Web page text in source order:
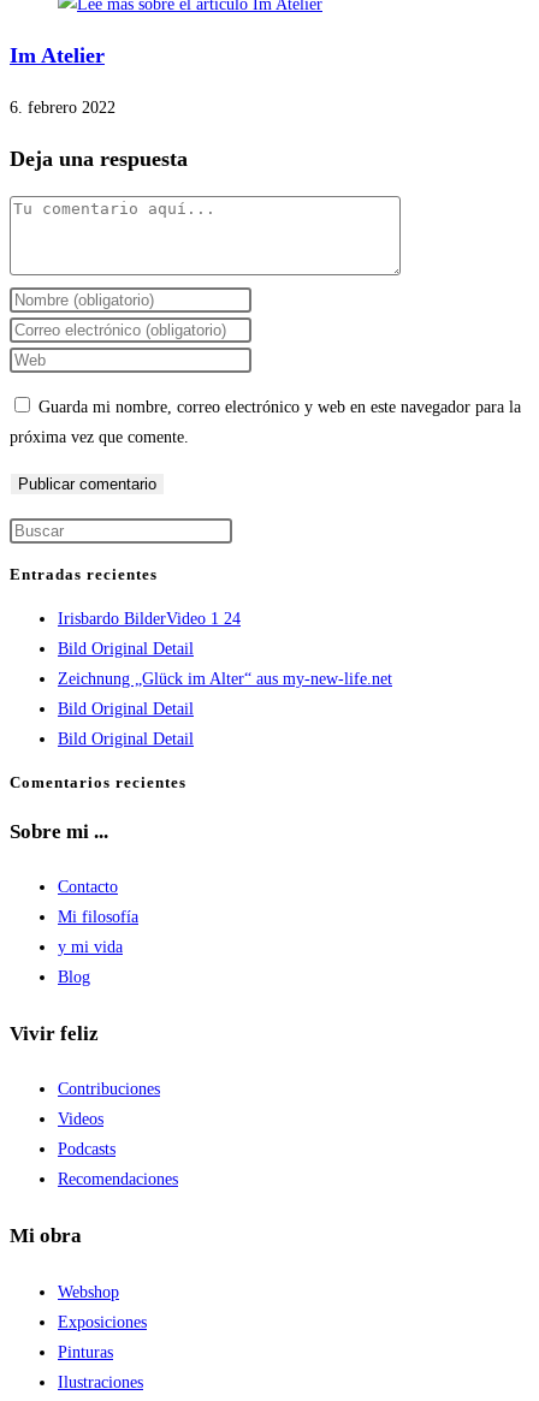
Im Atelier
6. febrero 2022
Deja una respuesta
Comentario
Introduce
tu
nombre
de
usuario
comentar
Introduce
tu
correo
electrónico
comentar
Introduce
de
tu
(opcional)
Guarda mi nombre, correo electrónico y web en este navegador para la
próxima vez que comente.
cerrar
panel
Entradas recientes
Irisbardo BilderVideo 1 24
Bild Original Detail
Zeichnung „Glück im Alter“ aus my-new-life.net
Bild Original Detail
Bild Original Detail
Comentarios recientes
Sobre mi ...
Contacto
Mi filosofía
y mi vida
Blog
Vivir feliz
Contribuciones
Videos
Podcasts
Recomendaciones
Mi obra
Webshop
Exposiciones
Pinturas
Ilustraciones